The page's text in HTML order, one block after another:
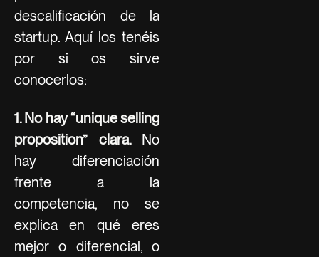
descalificación de la
startup. Aquí los tenéis
por si os sirve
conocerlos:
1. No hay “unique selling
proposition” clara. No
hay diferenciación
frente a la
competencia, no se
explica en qué eres
mejor o diferencial, o